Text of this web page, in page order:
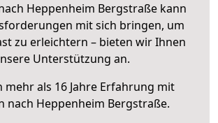
Heppenheim Bergstraße kann
mit sich bringen, um
zu erleichtern – bieten wir Ihnen
Unterstützung an.
mehr als 16 Jahre Erfahrung mit
nach Heppenheim Bergstraße.